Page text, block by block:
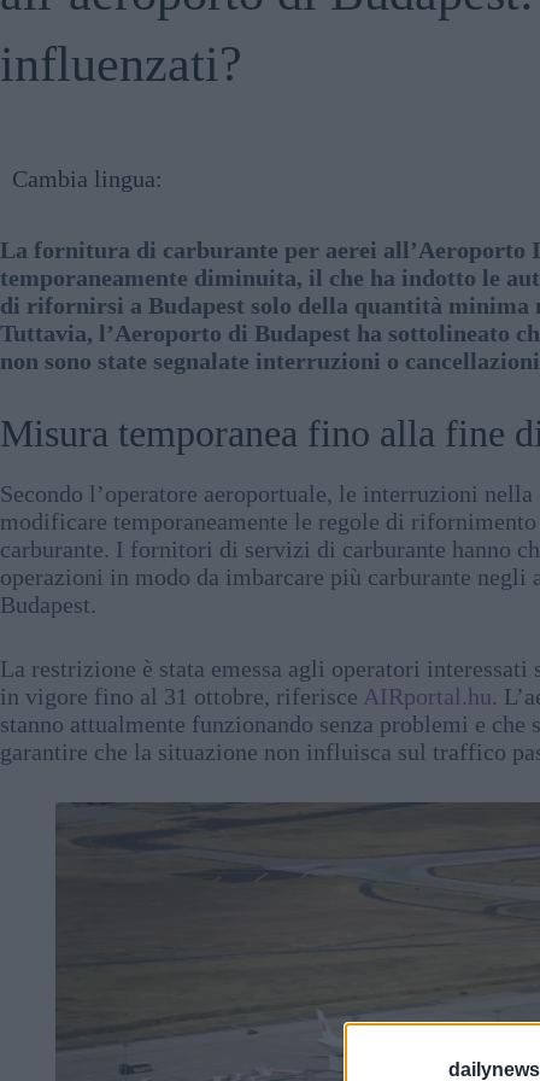
influenzati?
Cambia lingua:
La fornitura di carburante per aerei all’Aeroporto
temporaneamente diminuita, il che ha indotto le
di rifornirsi a Budapest solo della quantità minima
Tuttavia, l’Aeroporto di Budapest ha sottolineato
non sono state segnalate interruzioni o
Misura temporanea fino alla fine
Secondo l’operatore aeroportuale, le interruzioni
modificare temporaneamente le regole di
carburante. I fornitori di servizi di carburante hanno
operazioni in modo da imbarcare più carburante
Budapest.
La restrizione è stata emessa agli operatori
in vigore fino al 31 ottobre, riferisce AIRportal.hu.
stanno attualmente funzionando senza problemi e
garantire che la situazione non influisca sul traffico